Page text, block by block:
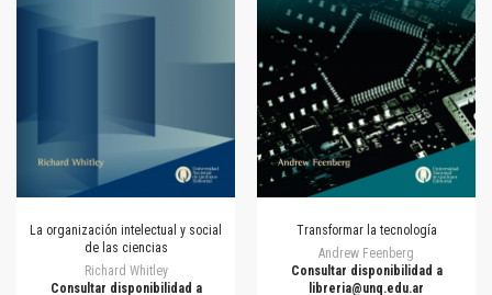
La organización intelectual y social
de las ciencias
Richard Whitley
Consultar disponibilidad a
Transformar la tecnología
Andrew Feenberg
Consultar disponibilidad a
libreria@unq.edu.ar